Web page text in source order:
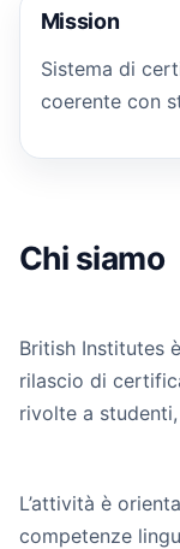
Mission
Sistema di
coerente con
Chi siamo
British Institutes
rilascio di
rivolte a
L’attività è
competenze